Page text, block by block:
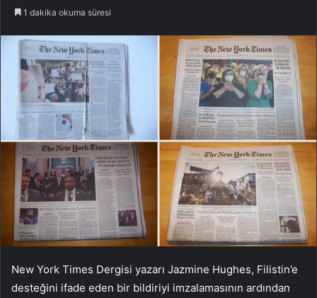
1 dakika okuma süresi
New York Times Dergisi yazarı Jazmine Hughes, Filistin’e
desteğini ifade eden bir bildiriyi imzalamasının ardından